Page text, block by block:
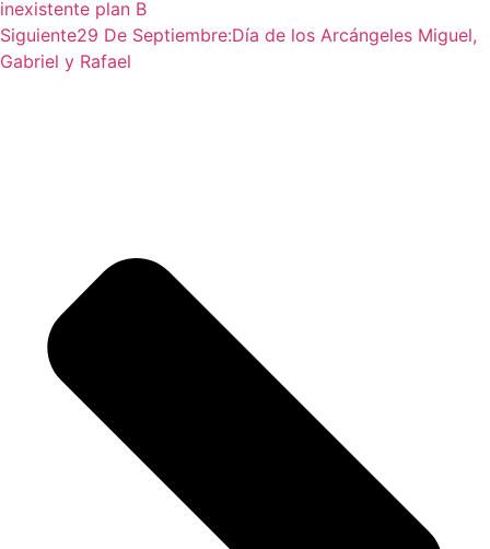
inexistente plan B
Siguiente29 De Septiembre:Día de los Arcángeles Miguel,
Gabriel y Rafael